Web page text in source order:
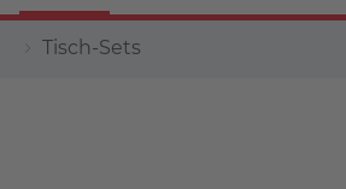
Tisch-Sets